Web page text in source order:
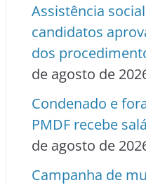
Assistência
candidatos
dos
de agosto de
Condenado e
PMDF recebe
de agosto de
Campanha de